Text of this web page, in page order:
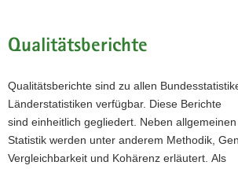
Qualitätsberichte
Qualitätsberichte sind zu allen
Länderstatistiken verfügbar. Diese Berichte
sind einheitlich gegliedert. Neben
Statistik werden unter anderem Methodik,
Vergleichbarkeit und Kohärenz erläutert. Als